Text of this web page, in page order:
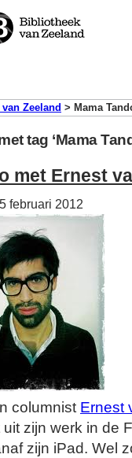
Zeeland > Mama
tag ‘Mama
met Ernest
februari 2012
columnist Ernest
zijn werk in de
zijn iPad. Wel